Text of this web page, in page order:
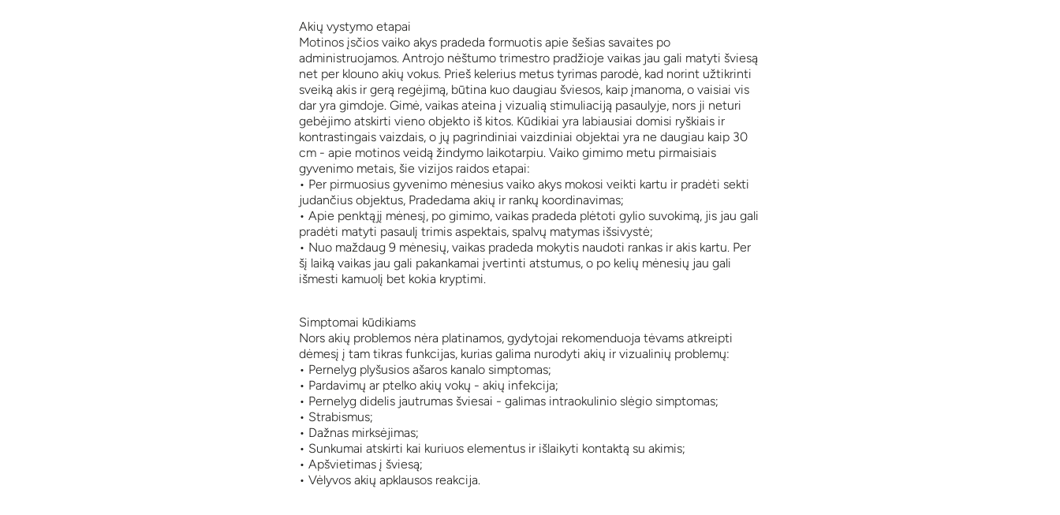
Akių vystymo etapai
Motinos įsčios vaiko akys pradeda formuotis apie šešias savaites po
administruojamos. Antrojo nėštumo trimestro pradžioje vaikas jau gali matyti šviesą
net per klouno akių vokus. Prieš kelerius metus tyrimas parodė, kad norint užtikrinti
sveiką akis ir gerą regėjimą, būtina kuo daugiau šviesos, kaip įmanoma, o vaisiai vis
dar yra gimdoje. Gimė, vaikas ateina į vizualią stimuliaciją pasaulyje, nors ji neturi
gebėjimo atskirti vieno objekto iš kitos. Kūdikiai yra labiausiai domisi ryškiais ir
kontrastingais vaizdais, o jų pagrindiniai vaizdiniai objektai yra ne daugiau kaip 30
cm - apie motinos veidą žindymo laikotarpiu. Vaiko gimimo metu pirmaisiais
gyvenimo metais, šie vizijos raidos etapai:
• Per pirmuosius gyvenimo mėnesius vaiko akys mokosi veikti kartu ir pradėti sekti
judančius objektus, Pradedama akių ir rankų koordinavimas;
• Apie penktąjį mėnesį, po gimimo, vaikas pradeda plėtoti gylio suvokimą, jis jau gali
pradėti matyti pasaulį trimis aspektais, spalvų matymas išsivystė;
• Nuo maždaug 9 mėnesių, vaikas pradeda mokytis naudoti rankas ir akis kartu. Per
šį laiką vaikas jau gali pakankamai įvertinti atstumus, o po kelių mėnesių jau gali
išmesti kamuolį bet kokia kryptimi.
Simptomai kūdikiams
Nors akių problemos nėra platinamos, gydytojai rekomenduoja tėvams atkreipti
dėmesį į tam tikras funkcijas, kurias galima nurodyti akių ir vizualinių problemų:
• Pernelyg plyšusios ašaros kanalo simptomas;
• Pardavimų ar ptelko akių vokų - akių infekcija;
• Pernelyg didelis jautrumas šviesai - galimas intraokulinio slėgio simptomas;
• Strabismus;
• Dažnas mirksėjimas;
• Sunkumai atskirti kai kuriuos elementus ir išlaikyti kontaktą su akimis;
• Apšvietimas į šviesą;
• Vėlyvos akių apklausos reakcija.